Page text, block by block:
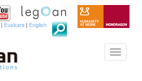
| Euskara | English